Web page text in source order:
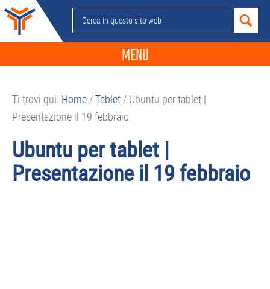
Passa
alla
navigazione
Passa
contenuto
Passa
alla
barra
Passa
piè
Cerca
in
sito
MENU
GUIDE ACQUISTO
SMARTPHONE
TABLET
Ti trovi qui: Home/Tablet/ Ubuntu per tablet |
Presentazione il 19 febbraio
Ubuntu per tablet |
Presentazione il 19 febbraio